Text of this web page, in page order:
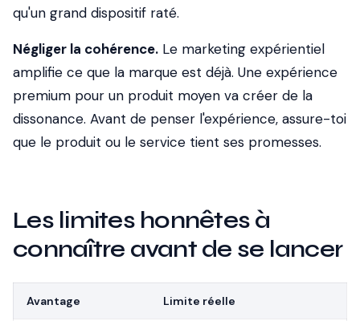
qu'un grand dispositif raté.
Négliger la cohérence. Le marketing expérientiel
amplifie ce que la marque est déjà. Une expérience
premium pour un produit moyen va créer de la
dissonance. Avant de penser l'expérience, assure-toi
que le produit ou le service tient ses promesses.
Les limites honnêtes à
connaître avant de se lancer
Avantage Limite réelle